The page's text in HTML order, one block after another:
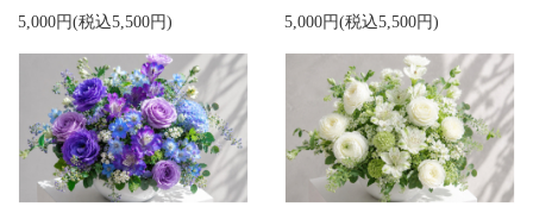
5,000円(税込5,500円)
5,000円(税込5,500円)